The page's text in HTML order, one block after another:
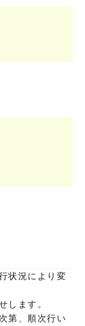
状況により変
します。
第、順次行い